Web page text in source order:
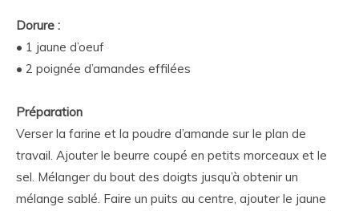
Dorure :
• 1 jaune d’oeuf
• 2 poignée d’amandes effilées
Préparation
Verser la farine et la poudre d’amande sur le plan de
travail. Ajouter le beurre coupé en petits morceaux et le
sel. Mélanger du bout des doigts jusqu’à obtenir un
mélange sablé. Faire un puits au centre, ajouter le jaune